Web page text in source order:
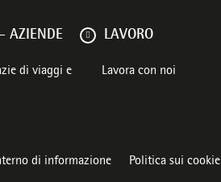
AZIENDE
di viaggi e
LAVORO
Lavora con noi
di informazione Politica sui cookie